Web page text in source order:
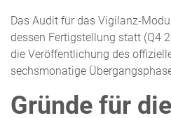
Das Audit für das Vigilanz-
dessen Fertigstellung statt (Q4
die Veröffentlichung des
sechsmonatige
Gründe für die